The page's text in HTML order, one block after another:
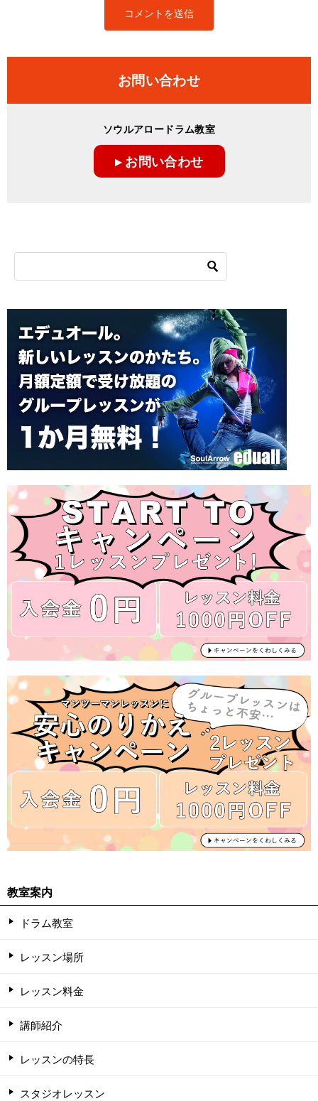
お問い合わせ
ソウルアロードラム教室
▸ お問い合わせ
教室案内
ドラム教室
レッスン場所
レッスン料金
講師紹介
レッスンの特長
スタジオレッスン